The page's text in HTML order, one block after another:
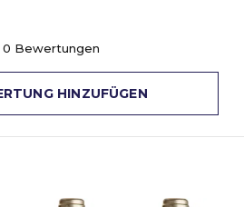
0 Bewertungen
HINZUFÜGEN